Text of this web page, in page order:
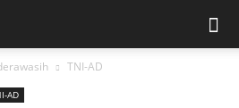
TNI-AD
AD